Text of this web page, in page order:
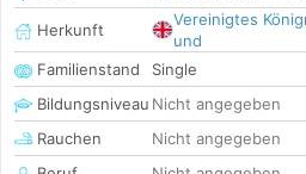
Herkunft
Vereinigtes
und
Familienstand
Single
Bildungsniveau Nicht angegeben
Rauchen
Nicht angegeben